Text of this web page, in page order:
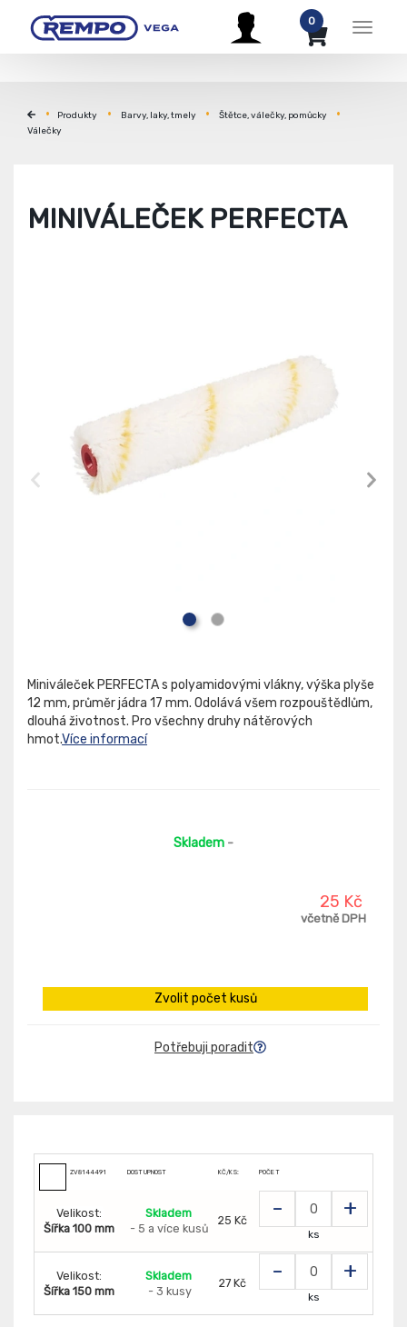
Menu
0
Produkty Barvy, laky, tmely
Štětce, válečky, pomůcky
Válečky
MINIVÁLEČEK PERFECTA
Miniváleček PERFECTA s polyamidovými vlákny, výška plyše
12 mm, průměr jádra 17 mm. Odolává všem rozpouštědlům,
dlouhá životnost. Pro všechny druhy nátěrových
hmot.Více informací
Skladem -
25 Kč
včetně DPH
Zvolit počet kusů
Potřebuji poradit
ZV8144491 DOSTUPNOST KČ/KS: POČET
Velikost:
Šířka 100 mm
Skladem
- 5 a více kusů
25 Kč - +
ks
Velikost:
Šířka 150 mm
Skladem
- 3 kusy
27 Kč - +
ks